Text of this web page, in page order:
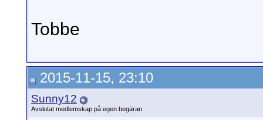
Tobbe
2015-11-15, 23:10
Sunny12
Avslutat medlemskap på egen begäran.